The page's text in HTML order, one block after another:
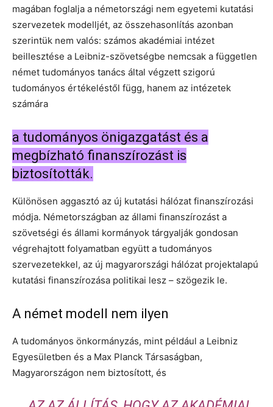
magában foglalja a németországi nem egyetemi kutatási
szervezetek modelljét, az összehasonlítás azonban
szerintük nem valós: számos akadémiai intézet
beillesztése a Leibniz-szövetségbe nemcsak a független
német tudományos tanács által végzett szigorú
tudományos értékeléstől függ, hanem az intézetek
számára
a tudományos önigazgatást és a
megbízható finanszírozást is
biztosították.
Különösen aggasztó az új kutatási hálózat finanszírozási
módja. Németországban az állami finanszírozást a
szövetségi és állami kormányok tárgyalják gondosan
végrehajtott folyamatban együtt a tudományos
szervezetekkel, az új magyarországi hálózat projektalapú
kutatási finanszírozása politikai lesz – szögezik le.
A német modell nem ilyen
A tudományos önkormányzás, mint például a Leibniz
Egyesületben és a Max Planck Társaságban,
Magyarországon nem biztosított, és